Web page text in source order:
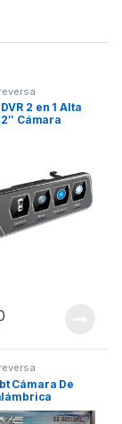
2 en 1 Alta
Cámara
Cámara De